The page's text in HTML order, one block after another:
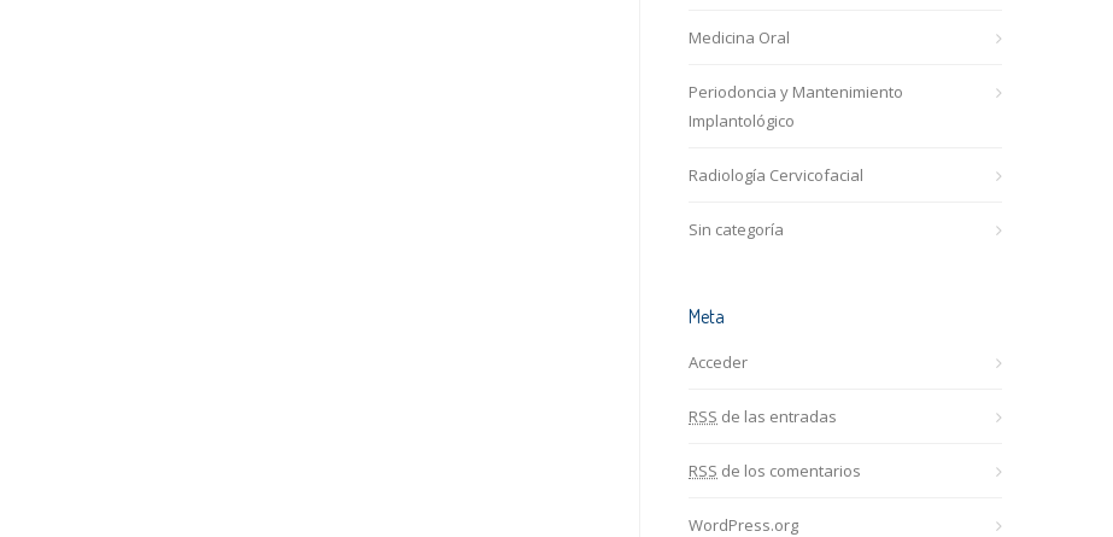
Medicina Oral
Periodoncia y Mantenimiento
Implantológico
Radiología Cervicofacial
Sin categoría
Meta
Acceder
RSS de las entradas
RSS de los comentarios
WordPress.org